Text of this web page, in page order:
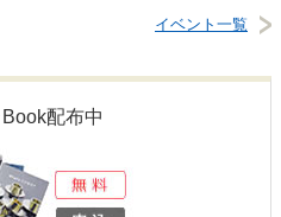
イベント一覧
配布中